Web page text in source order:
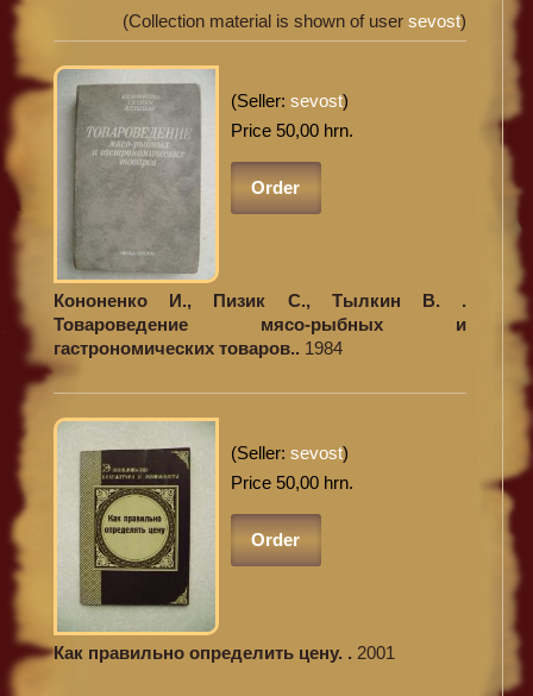
(Collection material is shown of user sevost)
(Seller: sevost)
Price 50,00 hrn.
Order
Кононенко И., Пизик С., Тылкин В. .
Товароведение мясо-рыбных и
гастрономических товаров.. 1984
(Seller: sevost)
Price 50,00 hrn.
Order
Как правильно определить цену. . 2001